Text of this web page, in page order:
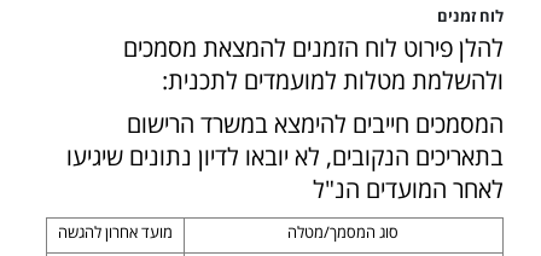
לוח זמנים
להלן פירוט לוח הזמנים להמצאת מסמכים
ולהשלמת מטלות למועמדים לתכנית:
המסמכים חייבים להימצא במשרד הרישום
בתאריכים הנקובים, לא יובאו לדיון נתונים שיגיעו
לאחר המועדים הנ"ל
סוג המסמך/מטלה מועד אחרון להגשה